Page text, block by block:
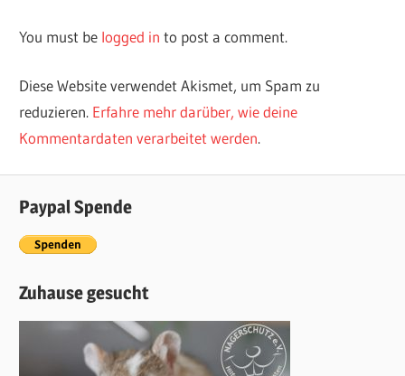
You must be logged in to post a comment.
Diese Website verwendet Akismet, um Spam zu
reduzieren. Erfahre mehr darüber, wie deine
Kommentardaten verarbeitet werden.
Paypal Spende
Zuhause gesucht